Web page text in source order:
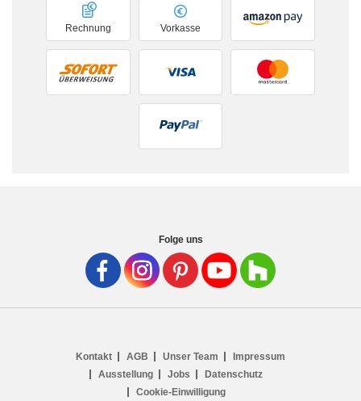
Vorkasse
Rechnung
Folge uns
Kontakt AGB Unser Team
Impressum
Ausstellung
Jobs
Datenschutz
Cookie-Einwilligung